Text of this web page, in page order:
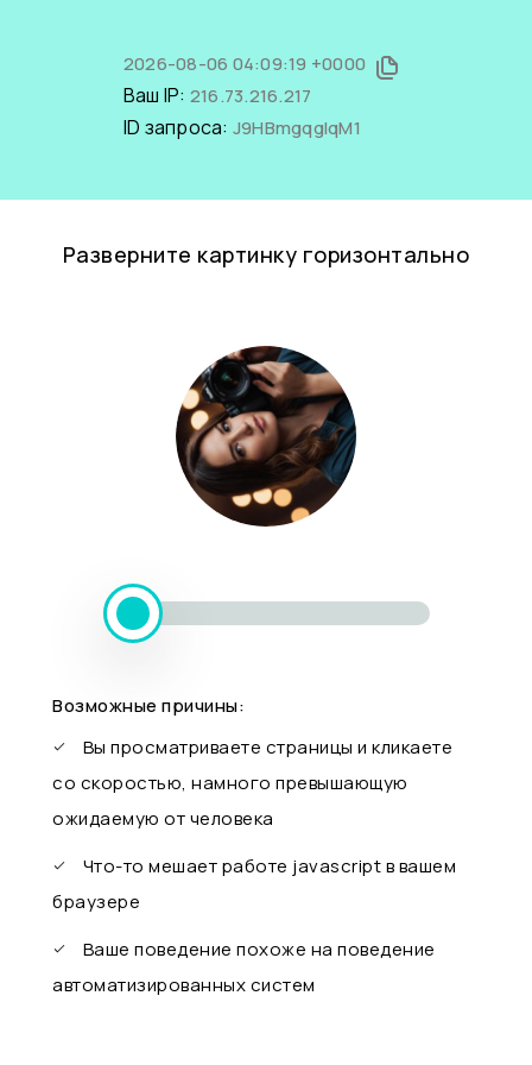
2026-08-06 04:09:19 +0000
Ваш IP: 216.73.216.217
ID запроса: J9HBmgqglqM1
Разверните картинку горизонтально
Возможные причины:
Вы просматриваете страницы и кликаете
со скоростью, намного превышающую
ожидаемую от человека
Что-то мешает работе javascript в вашем
браузере
Ваше поведение похоже на поведение
автоматизированных систем